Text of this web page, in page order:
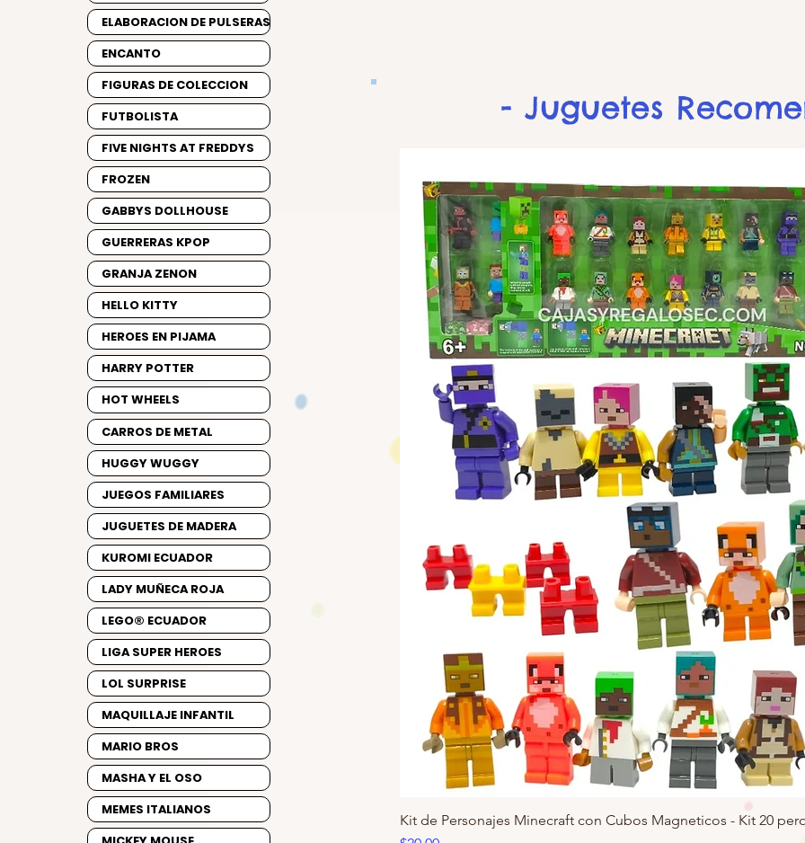
Kit de Personajes Minecraft con Cubos Magneticos - Kit 20
- Juguetes
ELABORACION DE PULSERAS
ENCANTO
FIGURAS DE COLECCION
FUTBOLISTA
FIVE NIGHTS AT FREDDYS
FROZEN
GABBYS DOLLHOUSE
GUERRERAS KPOP
GRANJA ZENON
HELLO KITTY
HEROES EN PIJAMA
HARRY POTTER
HOT WHEELS
CARROS DE METAL
HUGGY WUGGY
JUEGOS FAMILIARES
JUGUETES DE MADERA
KUROMI ECUADOR
LADY MUÑECA ROJA
LEGO® ECUADOR
LIGA SUPER HEROES
LOL SURPRISE
MAQUILLAJE INFANTIL
MARIO BROS
MASHA Y EL OSO
MEMES ITALIANOS